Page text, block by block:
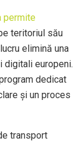
permite
teritoriul său
elimină una
digitali europeni.
dedicat
și un proces
transport